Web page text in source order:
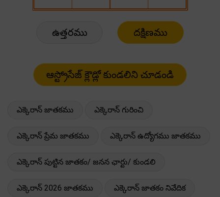
ఉత్తరము దక్షిణము
ఎక్కెరాన్ జాతకము ఎక్కెరాన్ గురించి
ఎక్కెరాన్ ప్రేమ జాతకము ఎక్కెరాన్ ఉద్యోగము జాతకము
ఎక్కెరాన్ పుట్టిన జాతకం/ జనన ఛార్టు/ కుండలి
ఎక్కెరాన్ 2026 జాతకము ఎక్కెరాన్ జాతకం నివేదిక